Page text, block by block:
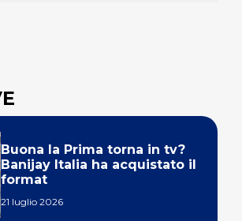
Buona la Prima torna in tv?
Banijay Italia ha acquistato il
format
21 luglio 2026